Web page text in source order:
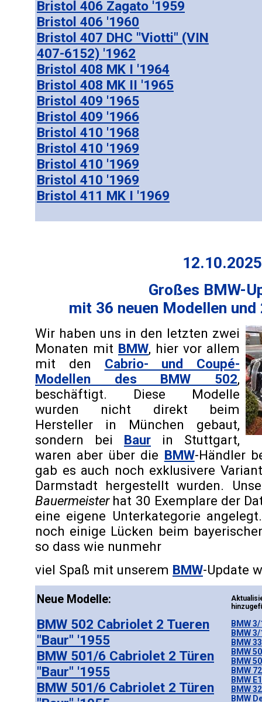
Bristol 406 Zagato '1959
Bristol 406 '1960
Bristol 407 DHC "Viotti" (VIN
407-6152) '1962
Bristol 408 MK I '1964
Bristol 408 MK II '1965
Bristol 409 '1965
Bristol 409 '1966
Bristol 410 '1968
Bristol 410 '1969
Bristol 410 '1969
Bristol 410 '1969
Bristol 411 MK I '1969
12.10.2025
Großes BMW-
mit 36 neuen Modellen und
Wir haben uns in den letzten zwei
Monaten mit BMW, hier vor allem
mit den Cabrio- und Coupé-
Modellen des BMW 502,
beschäftigt. Diese Modelle
wurden nicht direkt beim
Hersteller in München gebaut,
sondern bei Baur in Stuttgart,
waren aber über die BMW-Händler
gab es auch noch exklusivere
Darmstadt hergestellt wurden.
Bauermeister hat 30 Exemplare der
eine eigene Unterkategorie
noch einige Lücken beim
so dass wie nunmehr
viel Spaß mit unserem BMW-Update
Neue Modelle:
BMW 502 Cabriolet 2 Tueren
"Baur" '1955
BMW 501/6 Cabriolet 2 Türen
"Baur" '1955
BMW 501/6 Cabriolet 2 Türen
BMW
BMW
BMW
BMW
BMW
BMW
BMW
BMW
BMW